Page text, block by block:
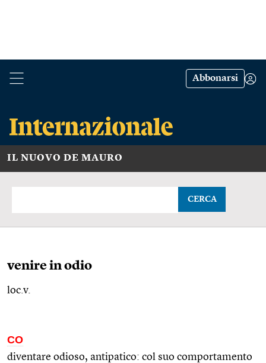
Abbonarsi
IL NUOVO DE MAURO
CERCA
venire in odio
loc.v.
CO
diventare odioso, antipatico: col suo comportamento